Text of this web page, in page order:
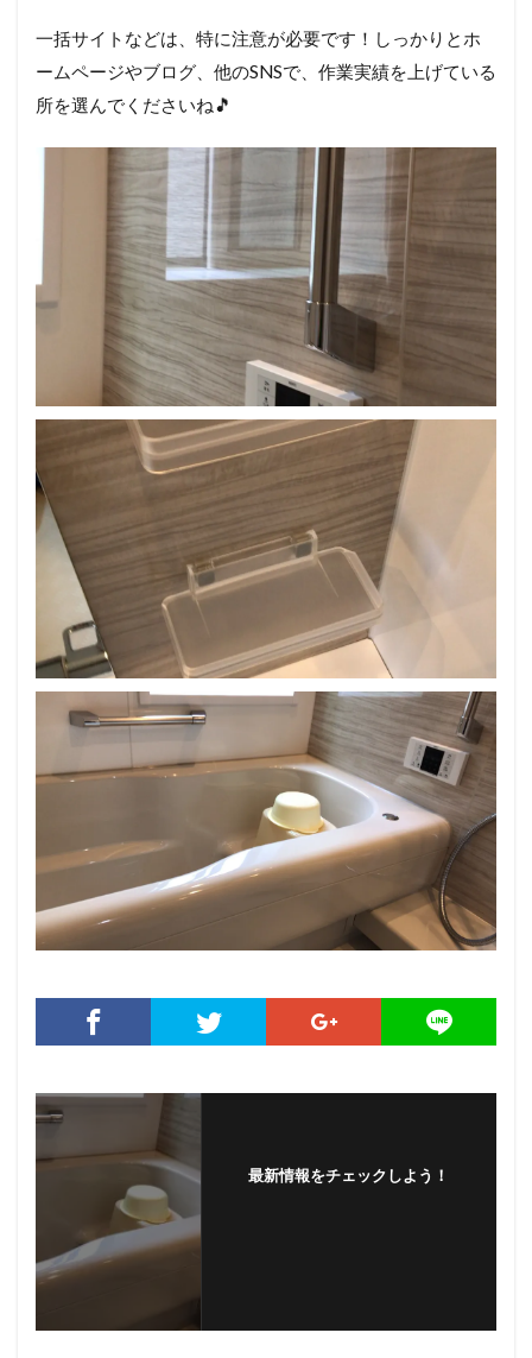
一括サイトなどは、特に注意が必要です！しっかりとホ
ームページやブログ、他のSNSで、作業実績を上げている
所を選んでくださいね🎵
最新情報をチェックしよう！